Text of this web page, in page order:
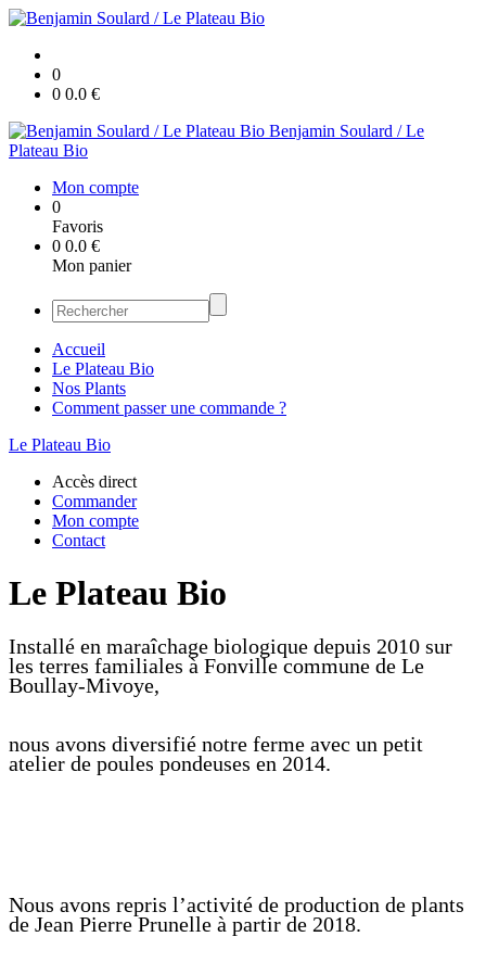
0
0 0.0 €
Benjamin Soulard / Le
Plateau Bio
Mon compte
0
Favoris
0 0.0 €
Mon panier
Accueil
Le Plateau Bio
Nos Plants
Comment passer une commande ?
Le Plateau Bio
Accès direct
Commander
Mon compte
Contact
Le Plateau Bio
Installé en maraîchage biologique depuis 2010 sur
les terres familiales à Fonville commune de Le
Boullay-Mivoye,
nous avons diversifié notre ferme avec un petit
atelier de poules pondeuses en 2014.
Nous avons repris l’activité de production de plants
de Jean Pierre Prunelle à partir de 2018.